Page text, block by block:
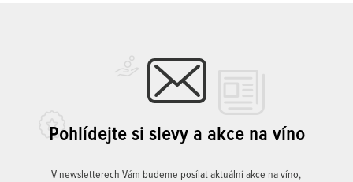
Pohlídejte si slevy a akce na víno
V newsletterech Vám budeme posílat aktuální akce na víno,